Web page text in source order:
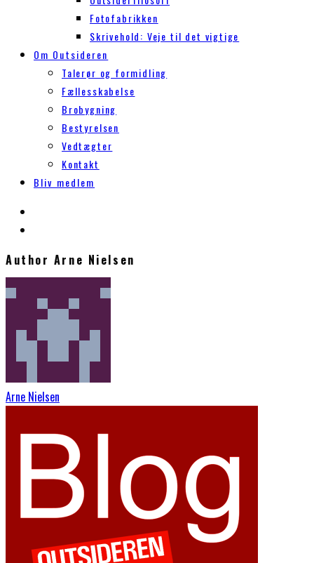
Fotofabrikken
Skrivehold: Veje til det vigtige
Om Outsideren
Talerør og formidling
Fællesskabelse
Brobygning
Bestyrelsen
Vedtægter
Kontakt
Bliv medlem
Author Arne Nielsen
Arne Nielsen